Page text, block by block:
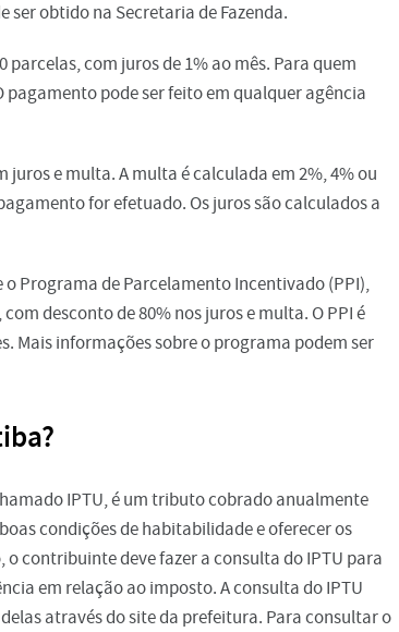
ser obtido na Secretaria de Fazenda.
com juros de 1% ao mês. Para quem
pode ser feito em qualquer agência
juros e multa. A multa é calculada em 2%, 4% ou
for efetuado. Os juros são calculados a
Programa de Parcelamento Incentivado (PPI),
desconto de 80% nos juros e multa. O PPI é
Mais informações sobre o programa podem ser
IPTU, é um tributo cobrado anualmente
condições de habitabilidade e oferecer os
contribuinte deve fazer a consulta do IPTU para
em relação ao imposto. A consulta do IPTU
através do site da prefeitura. Para consultar o